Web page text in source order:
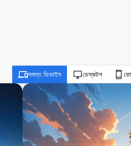
সমস্ত ডিভাইস ডেস্কটপ